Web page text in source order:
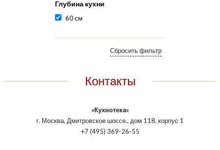
Глубина кухни
60 см
Контакты
«Кухнотека»
г. Москва, Дмитровское шоссе., дом 118, корпус 1
+7 (495) 369-26-55